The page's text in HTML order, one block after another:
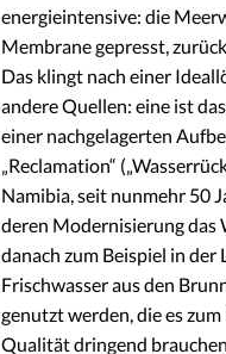
energieintensive: die
Membrane gepresst,
Das klingt nach einer
andere Quellen: eine ist
einer nachgelagerten
„Reclamation“
Namibia, seit nunmehr 50
deren Modernisierung das
danach zum Beispiel in
Frischwasser aus den
genutzt werden, die es
Qualität dringend